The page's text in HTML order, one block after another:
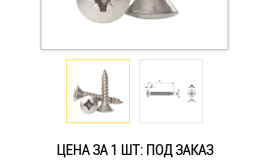
Саморезы и шурупы
ЦЕНА ЗА 1 ШТ: ПОД ЗАКАЗ